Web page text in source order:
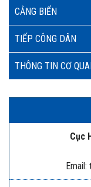
CẢNG BIỂN
TIẾP CÔNG DÂN
THÔNG TIN CƠ
Cục
Email: